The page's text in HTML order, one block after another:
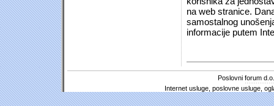
na web stranice.
samostalnog
informacije putem
Poslovni forum
Internet usluge, poslovne usluge,